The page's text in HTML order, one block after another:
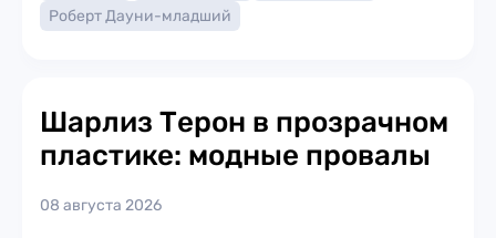
Роберт Дауни-младший
Шарлиз Терон в прозрачном
пластике: модные провалы
08 августа 2026